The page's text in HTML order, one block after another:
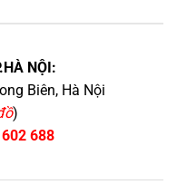
NỘI:
Biên, Hà Nội
)
688